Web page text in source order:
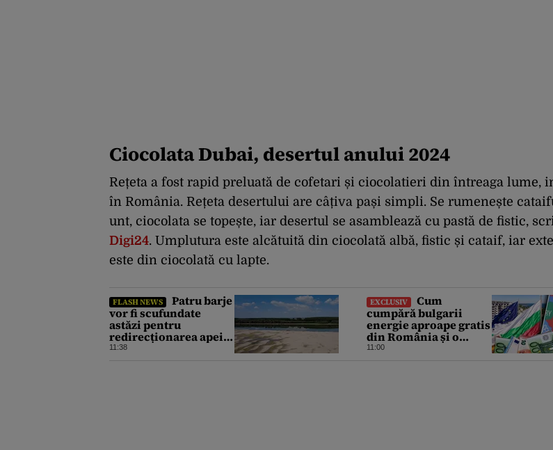
Ciocolata Dubai, desertul anului 2024
Rețeta a fost rapid preluată de cofetari și ciocolatieri din întreaga lume,
în România. Rețeta desertului are câțiva pași simpli. Se rumenește
unt, ciocolata se topește, iar desertul se asamblează cu pastă de fistic,
Digi24. Umplutura este alcătuită din ciocolată albă, fistic și cataif, iar
este din ciocolată cu lapte.
FLASH NEWS
Patru barje
vor fi scufundate
astăzi pentru
redirecționarea apei
către Dunărea Veche.
11:38
EXCLUSIV
Cum
cumpără bulgarii
energie aproape gratis
din România și o
revând la prețuri de
11:00